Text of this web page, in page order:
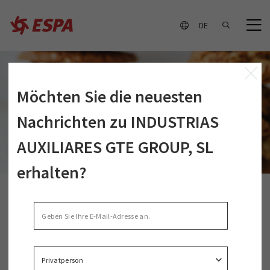
DE
COOKIE-
RICHTLINIE
Möchten Sie die neuesten
Nachrichten zu INDUSTRIAS
AUXILIARES GTE GROUP, SL
erhalten?